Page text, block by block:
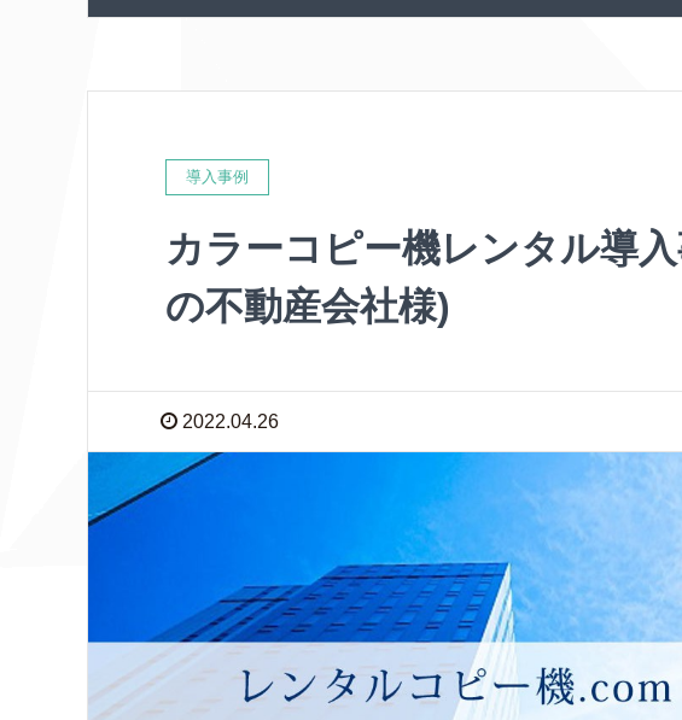
導入事例
カラーコピー機レンタル導
の不動産会社様)
2022.04.26